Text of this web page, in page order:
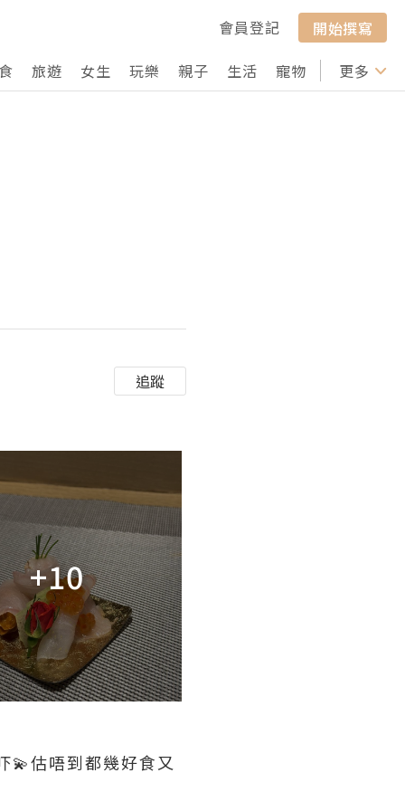
會員登記
開始撰寫
旅遊 女生 玩樂 親子 生活 寵物 行山 打卡
更多
追蹤
+10
估唔到都幾好食又